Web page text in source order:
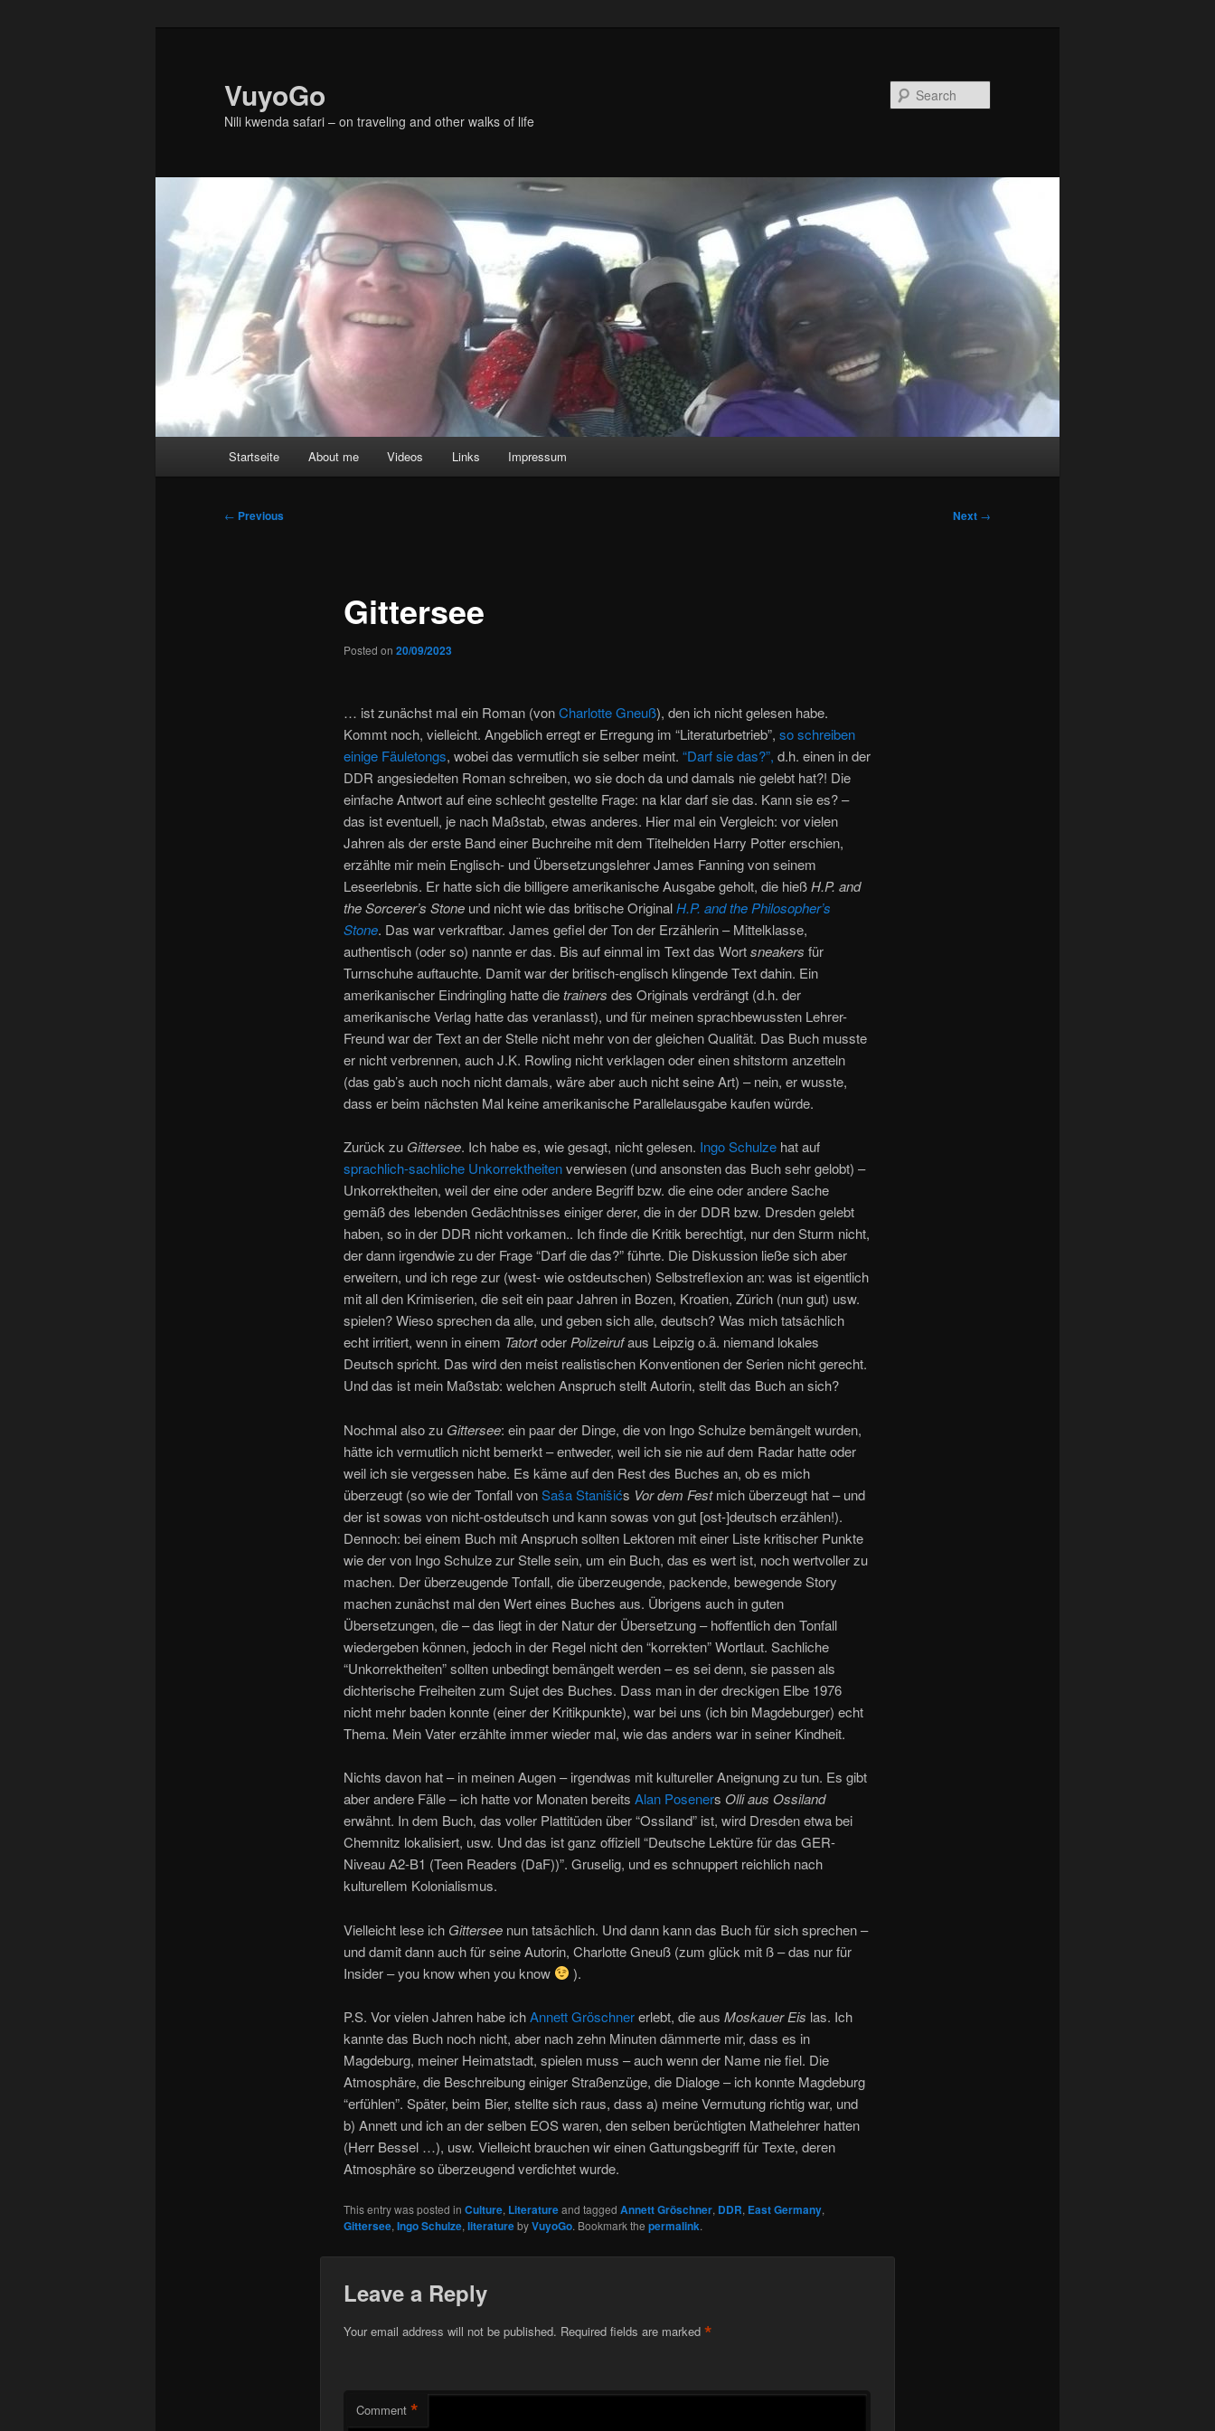
VuyoGo
Nili kwenda safari – on traveling and other walks of life
Startseite About me Videos Links Impressum
Post
← Previous Next →
Gittersee
Posted on 20/09/2023
… ist zunächst mal ein Roman (vonCharlotte Gneuß), den ich nicht gelesen habe.
Kommt noch, vielleicht. Angeblich erregt er Erregung im “Literaturbetrieb”, so schreiben
einige Fäuletongs, wobei das vermutlich sie selber meint. “Darf sie das?”, d.h. einen in der
DDR angesiedelten Roman schreiben, wo sie doch da und damals nie gelebt hat?! Die
einfache Antwort auf eine schlecht gestellte Frage: na klar darf sie das. Kann sie es? –
das ist eventuell, je nach Maßstab, etwas anderes. Hier mal ein Vergleich: vor vielen
Jahren als der erste Band einer Buchreihe mit dem Titelhelden Harry Potter erschien,
erzählte mir mein Englisch- und Übersetzungslehrer James Fanning von seinem
Leseerlebnis. Er hatte sich die billigere amerikanische Ausgabe geholt, die hießH.P. and
the Sorcerer’s Stoneund nicht wie das britische OriginalH.P. and the Philosopher’s
Stone. Das war verkraftbar. James gefiel der Ton der Erzählerin – Mittelklasse,
authentisch (oder so) nannte er das. Bis auf einmal im Text das Wortsneakers für
Turnschuhe auftauchte. Damit war der britisch-englisch klingende Text dahin. Ein
amerikanischer Eindringling hatte dietrainers des Originals verdrängt (d.h. der
amerikanische Verlag hatte das veranlasst), und für meinen sprachbewussten Lehrer-
Freund war der Text an der Stelle nicht mehr von der gleichen Qualität. Das Buch musste
er nicht verbrennen, auch J.K. Rowling nicht verklagen oder einen shitstorm anzetteln
(das gab’s auch noch nicht damals, wäre aber auch nicht seine Art) – nein, er wusste,
dass er beim nächsten Mal keine amerikanische Parallelausgabe kaufen würde.
Zurück zu Gittersee. Ich habe es, wie gesagt, nicht gelesen. Ingo Schulzehat auf
sprachlich-sachliche Unkorrektheitenverwiesen (und ansonsten das Buch sehr gelobt) –
Unkorrektheiten, weil der eine oder andere Begriff bzw. die eine oder andere Sache
gemäß des lebenden Gedächtnisses einiger derer, die in der DDR bzw. Dresden gelebt
haben, so in der DDR nicht vorkamen.. Ich finde die Kritik berechtigt, nur den Sturm nicht,
der dann irgendwie zu der Frage “Darf die das?” führte. Die Diskussion ließe sich aber
erweitern, und ich rege zur (west- wie ostdeutschen) Selbstreflexion an: was ist eigentlich
mit all den Krimiserien, die seit ein paar Jahren in Bozen, Kroatien, Zürich (nun gut) usw.
spielen? Wieso sprechen da alle, und geben sich alle, deutsch? Was mich tatsächlich
echt irritiert, wenn in einem TatortoderPolizeirufaus Leipzig o.ä. niemand lokales
Deutsch spricht. Das wird den meist realistischen Konventionen der Serien nicht gerecht.
Und das ist mein Maßstab: welchen Anspruch stellt Autorin, stellt das Buch an sich?
Nochmal also zu Gittersee: ein paar der Dinge, die von Ingo Schulze bemängelt wurden,
hätte ich vermutlich nicht bemerkt – entweder, weil ich sie nie auf dem Radar hatte oder
weil ich sie vergessen habe. Es käme auf den Rest des Buches an, ob es mich
überzeugt (so wie der Tonfall vonSaša Stanišićs Vor dem Festmich überzeugt hat – und
der ist sowas von nicht-ostdeutsch und kann sowas von gut [ost-]deutsch erzählen!).
Dennoch: bei einem Buch mit Anspruch sollten Lektoren mit einer Liste kritischer Punkte
wie der von Ingo Schulze zur Stelle sein, um ein Buch, das es wert ist, noch wertvoller zu
machen. Der überzeugende Tonfall, die überzeugende, packende, bewegende Story
machen zunächst mal den Wert eines Buches aus. Übrigens auch in guten
Übersetzungen, die – das liegt in der Natur der Übersetzung – hoffentlich den Tonfall
wiedergeben können, jedoch in der Regel nicht den “korrekten” Wortlaut. Sachliche
“Unkorrektheiten” sollten unbedingt bemängelt werden – es sei denn, sie passen als
dichterische Freiheiten zum Sujet des Buches. Dass man in der dreckigen Elbe 1976
nicht mehr baden konnte (einer der Kritikpunkte), war bei uns (ich bin Magdeburger) echt
Thema. Mein Vater erzählte immer wieder mal, wie das anders war in seiner Kindheit.
Nichts davon hat – in meinen Augen – irgendwas mit kultureller Aneignung zu tun. Es gibt
aber andere Fälle – ich hatte vor Monaten bereits Alan Poseners Olli aus Ossiland
erwähnt. In dem Buch, das voller Plattitüden über “Ossiland” ist, wird Dresden etwa bei
Chemnitz lokalisiert, usw. Und das ist ganz offiziell “Deutsche Lektüre für das GER-
Niveau A2-B1 (Teen Readers (DaF))”. Gruselig, und es schnuppert reichlich nach
kulturellem Kolonialismus.
Vielleicht lese ich Gitterseenun tatsächlich. Und dann kann das Buch für sich sprechen –
und damit dann auch für seine Autorin, Charlotte Gneuß (zum glück mit ß – das nur für
Insider – you know when you know
).
P.S. Vor vielen Jahren habe ichAnnett Gröschnererlebt, die aus Moskauer Eis las. Ich
kannte das Buch noch nicht, aber nach zehn Minuten dämmerte mir, dass es in
Magdeburg, meiner Heimatstadt, spielen muss – auch wenn der Name nie fiel. Die
Atmosphäre, die Beschreibung einiger Straßenzüge, die Dialoge – ich konnte Magdeburg
“erfühlen”. Später, beim Bier, stellte sich raus, dass a) meine Vermutung richtig war, und
b) Annett und ich an der selben EOS waren, den selben berüchtigten Mathelehrer hatten
(Herr Bessel …), usw. Vielleicht brauchen wir einen Gattungsbegriff für Texte, deren
Atmosphäre so überzeugend verdichtet wurde.
This entry was posted in Culture, Literatureand tagged Annett Gröschner, DDR, East Germany,
Gittersee, Ingo Schulze, literaturebyVuyoGo. Bookmark the permalink.
Leave a Reply
Your email address will not be published. Required fields are marked *
Comment *